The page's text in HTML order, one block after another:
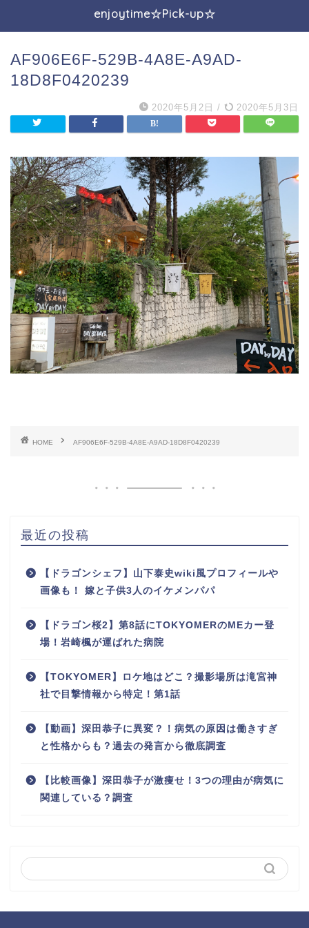
enjoytime☆Pick-up☆
AF906E6F-529B-4A8E-A9AD-
18D8F0420239
2020年5月2日 / 2020年5月3日
HOME AF906E6F-529B-4A8E-A9AD-18D8F0420239
最近の投稿
【ドラゴンシェフ】山下泰史wiki風プロフィールや
画像も！ 嫁と子供3人のイケメンパパ
【ドラゴン桜2】第8話にTOKYOMERのMEカー登
場！岩崎楓が運ばれた病院
【TOKYOMER】ロケ地はどこ？撮影場所は滝宮神
社で目撃情報から特定！第1話
【動画】深田恭子に異変？！病気の原因は働きすぎ
と性格からも？過去の発言から徹底調査
【比較画像】深田恭子が激痩せ！3つの理由が病気に
関連している？調査